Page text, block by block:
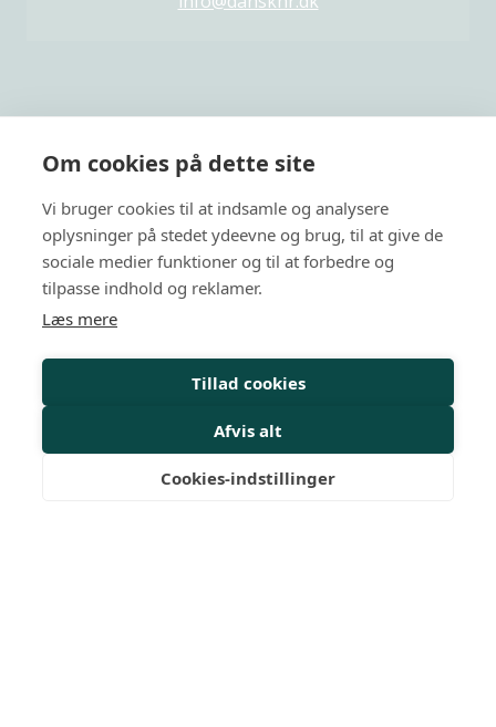
netværksbaserede organisation indenfor HR.
Privatlivspolitik
Arrangementer
Om cookies på dette site
Vi bruger cookies til at indsamle og analysere
oplysninger på stedet ydeevne og brug, til at give de
sociale medier funktioner og til at forbedre og
tilpasse indhold og reklamer.
Læs mere
Tillad cookies
Afvis alt
Cookies-indstillinger